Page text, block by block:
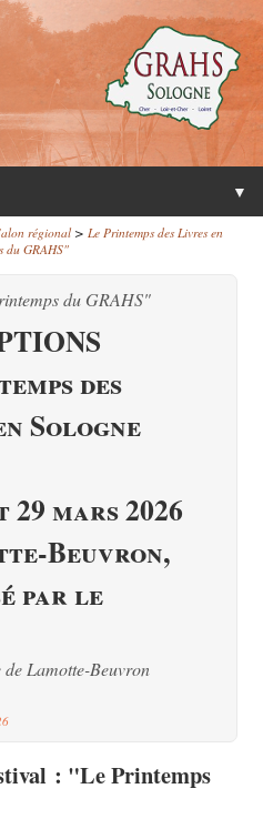
▼
régional> Le Printemps des Livres en
du GRAHS"
du GRAHS"
des
Sologne
29 mars 2026
Beuvron,
par le
Lamotte-Beuvron
: "Le Printemps